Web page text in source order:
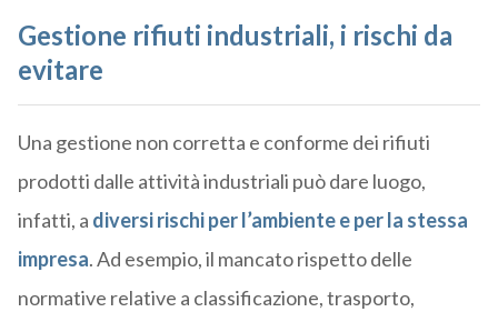
Gestione rifiuti industriali, i rischi da
evitare
Una gestione non corretta e conforme dei rifiuti
prodotti dalle attività industriali può dare luogo,
infatti, a diversi rischi per l’ambiente e per la stessa
impresa. Ad esempio, il mancato rispetto delle
normative relative a classificazione, trasporto,